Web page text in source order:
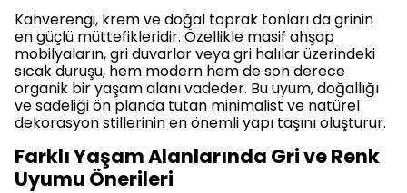
Kahverengi, krem ve doğal toprak tonları da grinin
en güçlü müttefikleridir. Özellikle masif ahşap
mobilyaların, gri duvarlar veya gri halılar üzerindeki
sıcak duruşu, hem modern hem de son derece
organik bir yaşam alanı vadeder. Bu uyum, doğallığı
ve sadeliği ön planda tutan minimalist ve natürel
dekorasyon stillerinin en önemli yapı taşını oluşturur.
Farklı Yaşam Alanlarında Gri ve Renk
Uyumu Önerileri